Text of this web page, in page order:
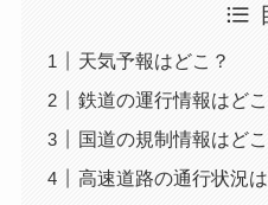
天気予報はどこ？
鉄道の運行情報はどこ
国道の規制情報はどこ
高速道路の通行状況